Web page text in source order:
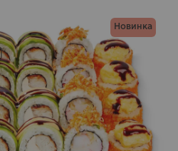
Новинка